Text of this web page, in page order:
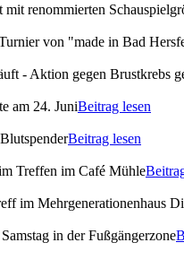
renommierten
von "made in Bad
- Aktion gegen Brustkrebs
am 24. JuniBeitrag lesen
Beitrag lesen
Treffen im Café Mühle
im Mehrgenerationenhaus
in der Fußgängerzone